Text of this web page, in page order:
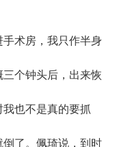
术房，我只作半身
个钟头后，出来恢
也不是真的要抓
了。佩琦说，到时